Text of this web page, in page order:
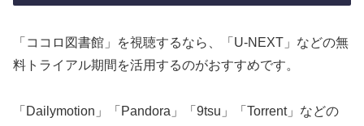
「ココロ図書館」を視聴するなら、「U-NEXT」などの無
料トライアル期間を活用するのがおすすめです。
「Dailymotion」「Pandora」「9tsu」「Torrent」などの